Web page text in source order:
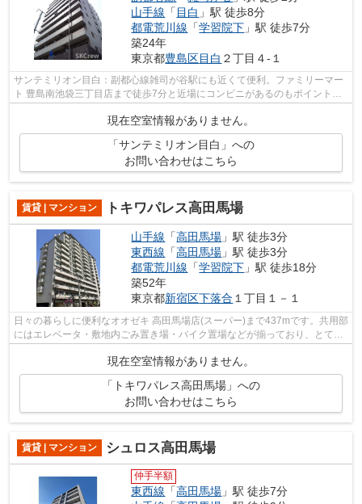
山手線 「 目白 」駅 徒歩8分
都電荒川線 「学習院下 」駅 徒歩7分
築24年
東京都豊島区目白 ２丁目４-１
サンテミリオン目白：副都心線雑司が谷駅にも近くて便利。ファミリーマー
ト 豊島南池袋三丁目店まで徒歩7分と近場にコンビニがあるのもポイント。
現在空室情報がありません。
「サンテミリオン目白」への
お問い合わせはこちら
賃貸 | マンション トキワパレス高田馬場
山手線 「高田馬場 」駅 徒歩3分
東西線 「高田馬場 」駅 徒歩3分
都電荒川線 「学習院下 」駅 徒歩18分
築52年
東京都新宿区下落合 １丁目１－１
日々の暮らしに便利なオオゼキ 高田馬場店(スーパー)まで437mです。共用部
にはエレベータ・敷地内ごみ置き場・バイク置場などが揃っており、とても
充実しています。新しい日々を送るに...
現在空室情報がありません。
「トキワパレス高田馬場」への
お問い合わせはこちら
賃貸 | マンション シュロス高田馬場
仲手半額
東西線 「高田馬場 」駅 徒歩7分